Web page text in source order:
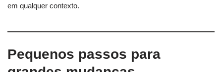
em qualquer contexto.
Pequenos passos para